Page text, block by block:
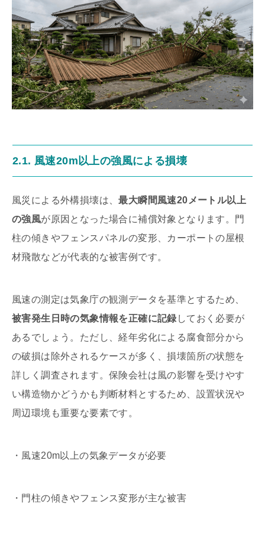
2.1. 風速20m以上の強風による損壊
風災による外構損壊は、最大瞬間風速20メートル以上
の強風が原因となった場合に補償対象となります。門
柱の傾きやフェンスパネルの変形、カーポートの屋根
材飛散などが代表的な被害例です。
風速の測定は気象庁の観測データを基準とするため、
被害発生日時の気象情報を正確に記録 しておく必要が
あるでしょう。ただし、経年劣化による腐食部分から
の破損は除外されるケースが多く、損壊箇所の状態を
詳しく調査されます。保険会社は風の影響を受けやす
い構造物かどうかも判断材料とするため、設置状況や
周辺環境も重要な要素です。
・風速20m以上の気象データが必要
・門柱の傾きやフェンス変形が主な被害